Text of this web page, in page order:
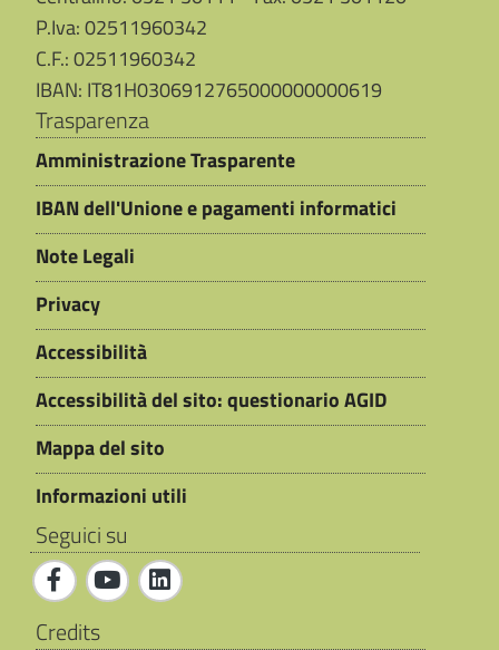
P.Iva: 02511960342
C.F.: 02511960342
IBAN: IT81H0306912765000000000619
Trasparenza
Amministrazione Trasparente
IBAN dell'Unione e pagamenti informatici
Note Legali
Privacy
Accessibilità
Accessibilità del sito: questionario AGID
Mappa del sito
Informazioni utili
Seguici su
Credits